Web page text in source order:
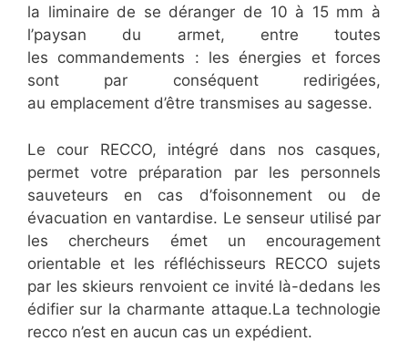
la liminaire de se déranger de 10 à 15 mm à
l’paysan du armet, entre toutes
les commandements : les énergies et forces
sont par conséquent redirigées,
au emplacement d’être transmises au sagesse.
Le cour RECCO, intégré dans nos casques,
permet votre préparation par les personnels
sauveteurs en cas d’foisonnement ou de
évacuation en vantardise. Le senseur utilisé par
les chercheurs émet un encouragement
orientable et les réfléchisseurs RECCO sujets
par les skieurs renvoient ce invité là-dedans les
édifier sur la charmante attaque.La technologie
recco n’est en aucun cas un expédient.